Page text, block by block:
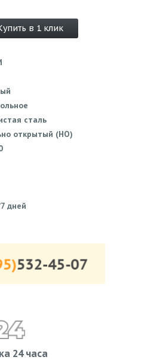
в 1 клик
сталь
открытый (НО)
дней
24 часа